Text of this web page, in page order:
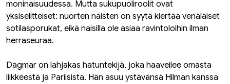
moninaisuudessa. Mutta sukupuoliroolit ovat
yksiselitteiset: nuorten naisten on syytä kiertää venäläiset
sotilasporukat, eikä naisilla ole asiaa ravintoloihin ilman
herraseuraa.
Dagmar on lahjakas hatuntekijä, joka haaveilee omasta
liikkeestä ja Pariisista. Hän asuu ystävänsä Hilman kanssa